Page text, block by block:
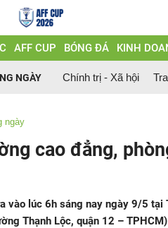
AFF CUP BÓNG ĐÁ KINH
NGÀY Chính trị - Xã hội
ngày
cao đẳng,
vào lúc 6h sáng nay ngày 9/5
Thạnh Lộc, quận 12 –